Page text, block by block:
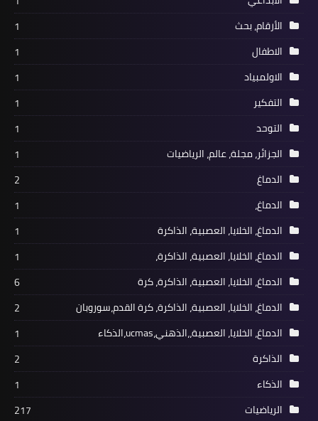
الأرقام، بحث
1
الاطفال
1
الاولمبياد
1
التفكير
1
التوحد
1
الجزائر، مجلة، عالم، الرياضيات
1
الدماغ
2
الدماغ،
1
الدماغ، الخلايا، العصبية، الذاكرة
1
الدماغ، الخلايا، العصبية، الذاكرة،
1
الدماغ، الخلايا، العصبية، الذاكرة، كرة
6
الدماغ، الخلايا، العصبية، الذاكرة، كرة القدم،سوروبان
2
الدماغ، الخلايا، العصبية،،الذهني،ucmas،الذكاء
1
الذاكرة
2
الذكاء
1
الرياضيات
217